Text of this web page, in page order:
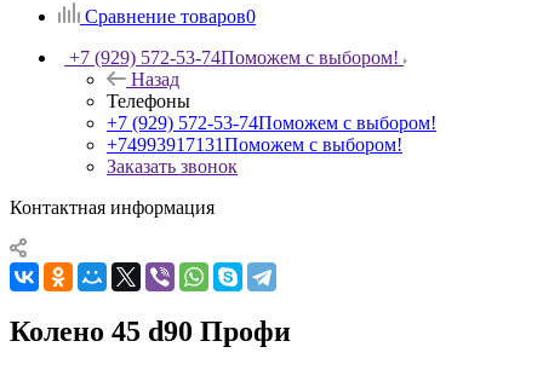
Сравнение товаров0
+7 (929) 572-53-74Поможем с выбором!
Назад
Телефоны
+7 (929) 572-53-74Поможем с выбором!
+74993917131Поможем с выбором!
Заказать звонок
Контактная информация
Колено 45 d90 Профи